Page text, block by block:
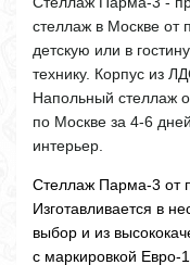
стеллаж в Москве от
детскую или в
технику. Корпус из
Напольный стеллаж
по Москве за 4-6
интерьер.
Стеллаж Парма-3 от
Изготавливается в
выбор и из
с маркировкой Евро-